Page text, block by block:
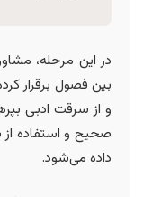
در این مرحله،
بین فصول برقرار
و از سرقت ادبی
داده می‌شود.